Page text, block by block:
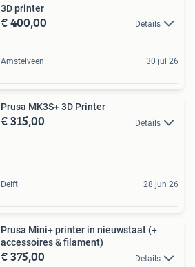
3D printer
€ 400,00 Details
Amstelveen 30 jul 26
Prusa MK3S+ 3D Printer
€ 315,00 Details
Delft 28 jun 26
Prusa Mini+ printer in nieuwstaat (+
accessoires & filament)
€ 375,00 Details